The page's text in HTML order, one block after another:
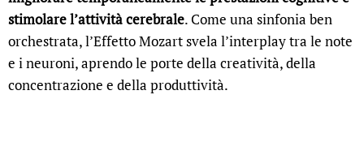
stimolare l’attività cerebrale. Come una sinfonia ben
orchestrata, l’Effetto Mozart svela l’interplay tra le note
e i neuroni, aprendo le porte della creatività, della
concentrazione e della produttività.